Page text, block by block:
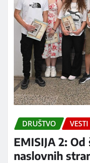
DRUŠTVO VESTI
EMISIJA 2:
naslovnih